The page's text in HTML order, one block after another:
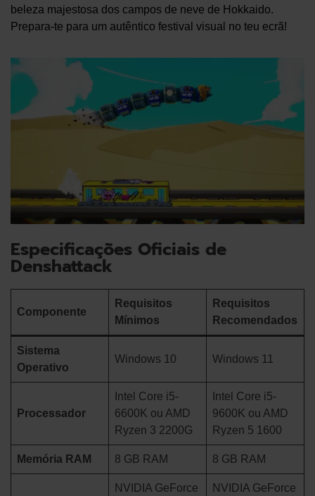
beleza majestosa dos campos de neve de Hokkaido.
Prepara-te para um autêntico festival visual no teu ecrã!
Especificações Oficiais de
Denshattack
Componente
Requisitos
Mínimos
Requisitos
Recomendados
Sistema
Operativo
Windows 10 Windows 11
Processador
Intel Core i5-
6600K ou AMD
Ryzen 3 2200G
Intel Core i5-
9600K ou AMD
Ryzen 5 1600
Memória RAM 8 GB RAM 8 GB RAM
NVIDIA GeForce NVIDIA GeForce